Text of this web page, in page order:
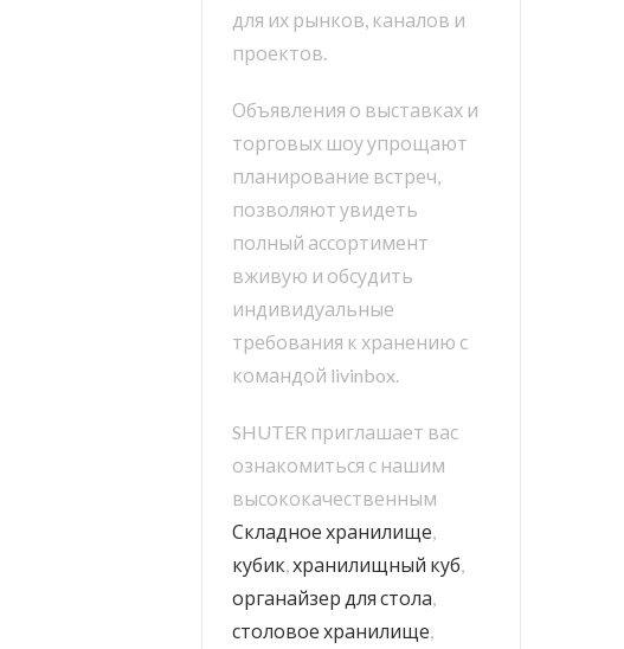
для их рынков, каналов и
проектов.
Объявления о выставках и
торговых шоу упрощают
планирование встреч,
позволяют увидеть
полный ассортимент
вживую и обсудить
индивидуальные
требования к хранению с
командой livinbox.
SHUTER приглашает вас
ознакомиться с нашим
высококачественным
Складное хранилище,
кубик,хранилищный куб,
органайзер для стола,
столовое хранилище,